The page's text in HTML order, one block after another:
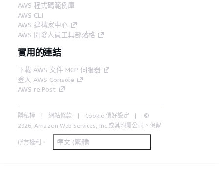
AWS 程式碼範例庫
AWS CLI
AWS 建構家中心
AWS 開發人員工具部落格
實用的連結
下載 AWS 文件 MCP 伺服器
登入 AWS Console
AWS re:Post
隱私權 網站條款 Cookie 偏好設定
©
2026, Amazon Web Services, Inc.或其附屬公司。保留
所有權利。 中文 (繁體)